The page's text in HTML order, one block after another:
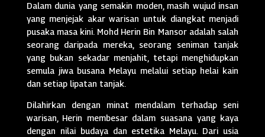
Dalam dunia yang semakin moden, masih wujud insan
yang menjejak akar warisan untuk diangkat menjadi
pusaka masa kini. Mohd Herin Bin Mansor adalah salah
seorang daripada mereka, seorang seniman tanjak
yang bukan sekadar menjahit, tetapi menghidupkan
semula jiwa busana Melayu melalui setiap helai kain
dan setiap lipatan tanjak.
Dilahirkan dengan minat mendalam terhadap seni
warisan, Herin membesar dalam suasana yang kaya
dengan nilai budaya dan estetika Melayu. Dari usia